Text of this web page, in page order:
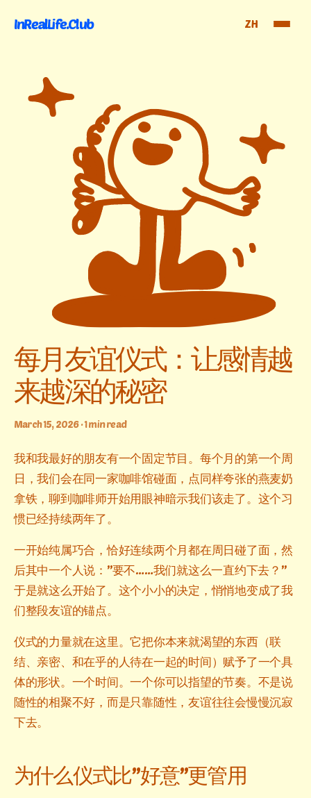
InRealLife.Club ZH
每月友谊仪式：让感情越
来越深的秘密
March 15, 2026 · 1 min read
我和我最好的朋友有一个固定节目。每个月的第一个周
日，我们会在同一家咖啡馆碰面，点同样夸张的燕麦奶
拿铁，聊到咖啡师开始用眼神暗示我们该走了。这个习
惯已经持续两年了。
一开始纯属巧合，恰好连续两个月都在周日碰了面，然
后其中一个人说：”要不……我们就这么一直约下去？”
于是就这么开始了。这个小小的决定，悄悄地变成了我
们整段友谊的锚点。
仪式的力量就在这里。它把你本来就渴望的东西（联
结、亲密、和在乎的人待在一起的时间）赋予了一个具
体的形状。一个时间。一个你可以指望的节奏。不是说
随性的相聚不好，而是只靠随性，友谊往往会慢慢沉寂
下去。
为什么仪式比”好意”更管用